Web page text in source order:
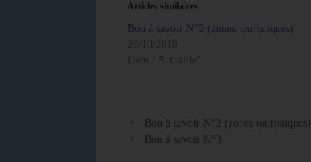
Articles similaires
Bon à savoir N°2 (zones touristiques)
28/10/2019
Dans "Actualité"
Bon à savoir N°2 (zones touristiques)
Bon à savoir N°3